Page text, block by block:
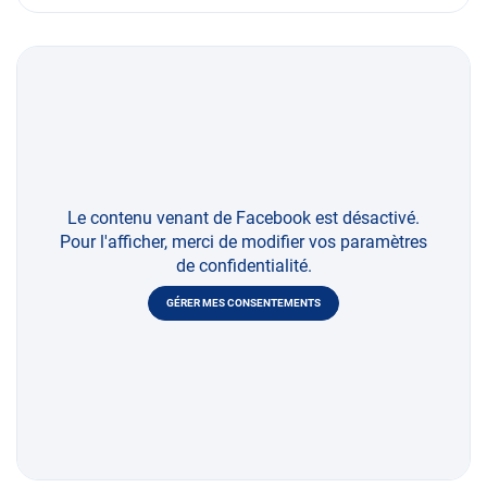
Le contenu venant de Facebook est désactivé.
Pour l'afficher, merci de modifier vos paramètres
de confidentialité.
GÉRER MES CONSENTEMENTS